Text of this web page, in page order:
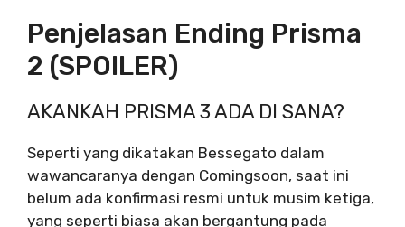
Penjelasan Ending Prisma
2 (SPOILER)
AKANKAH PRISMA 3 ADA DI SANA?
Seperti yang dikatakan Bessegato dalam
wawancaranya dengan Comingsoon, saat ini
belum ada konfirmasi resmi untuk musim ketiga,
yang seperti biasa akan bergantung pada